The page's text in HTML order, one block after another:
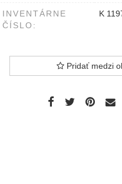
INVENTÁRNE
ČÍSLO:
K
Pridať medzi